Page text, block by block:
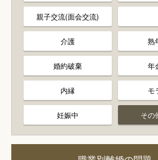
親子交流(面会交流)
介護 熟
婚約破棄 年
内縁 モ
妊娠中 その